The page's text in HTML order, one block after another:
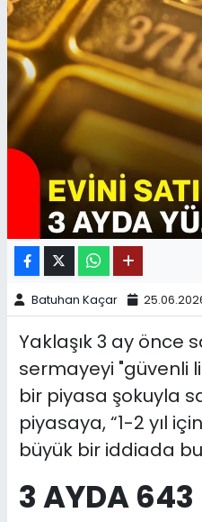
Batuhan Kaçar
Yaklaşık 3 ay önce
sermayeyi "güvenli
bir piyasa şokuyla
piyasaya, “1-2 yıl
büyük bir iddiada
3 AYDA 643